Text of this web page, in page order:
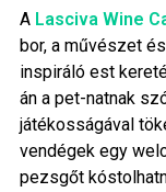
A Lasciva Wine
bor, a művészet
inspiráló est
án a pet-natnak
játékosságával
vendégek egy
pezsgőt